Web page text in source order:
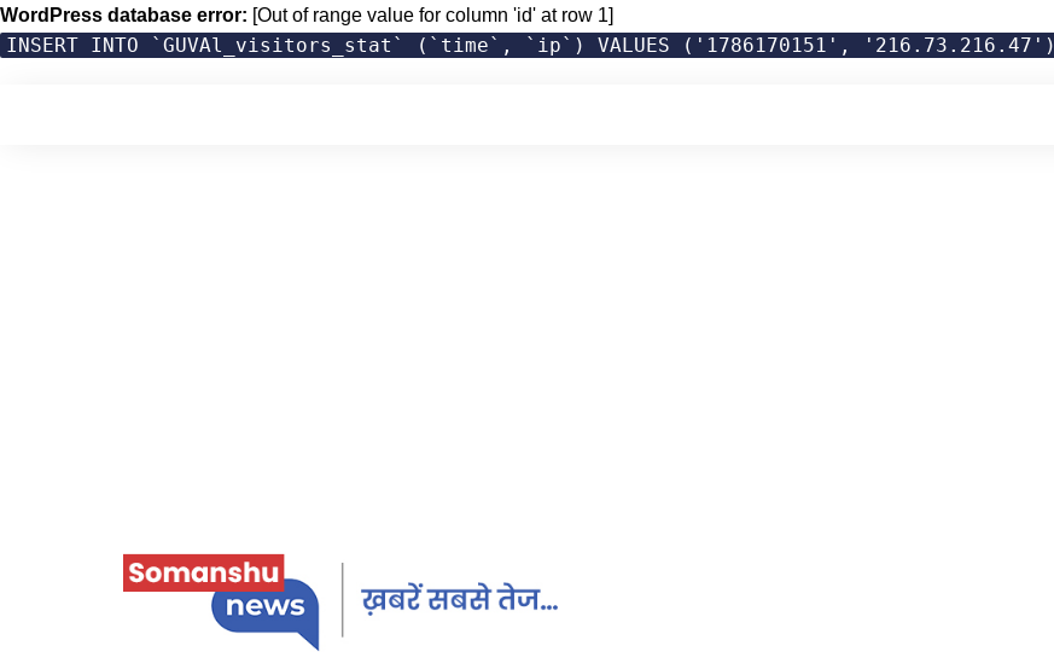
WordPress database error: [Out of range value for column 'id' at row 1]
INSERT INTO `GUVAl_visitors_stat` (`time`, `ip`) VALUES ('1786170151', '216.73.216.47')